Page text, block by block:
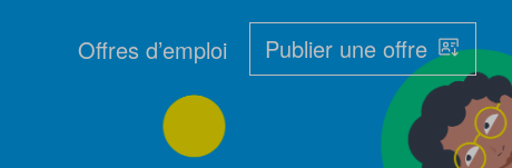
Offres d’emploi Publier une offre